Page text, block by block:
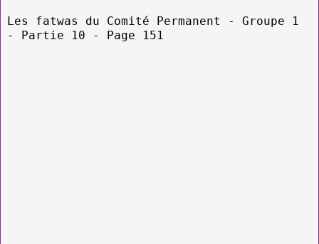
Les fatwas du Comité Permanent - Groupe 1
- Partie 10 - Page 151